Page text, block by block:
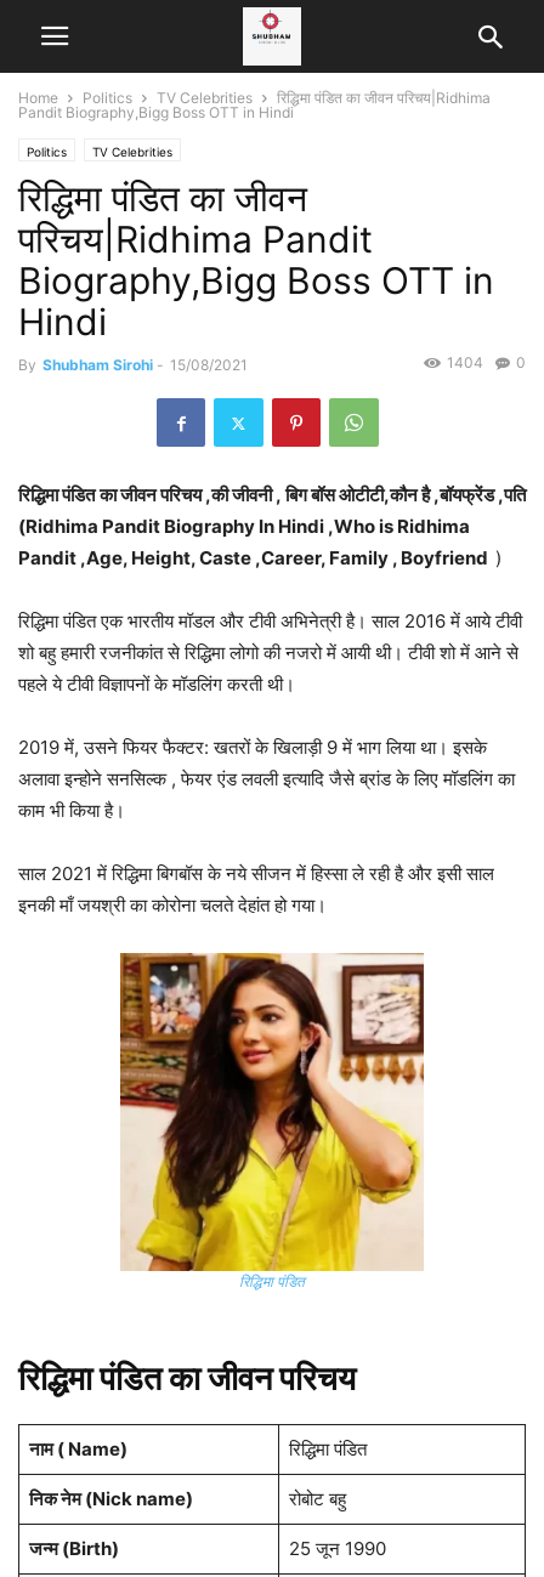
Home Politics TV Celebrities
रिद्ध‍िमा पंडित का जीवन परिचय|Ridhima
Pandit Biography,Bigg Boss OTT in Hindi
Politics TV Celebrities
रिद्ध‍िमा पंडित का जीवन
परिचय|Ridhima Pandit
Biography,Bigg Boss OTT in
Hindi
By Shubham Sirohi - 15/08/2021 0
1404
रिद्ध‍िमा पंडित का जीवन परिचय ,की जीवनी ,बिग बॉस ओटीटी,कौन है ,बॉयफ्रेंड ,पति
(Ridhima Pandit Biography In Hindi ,Who is Ridhima
Pandit ,Age, Height, Caste ,Career, Family , Boyfriend )
रिद्ध‍िमा पंडित एक भारतीय मॉडल और टीवी अभिनेत्री है। साल 2016 में आये टीवी
शो बहु हमारी रजनीकांत से रिद्ध‍िमा लोगो की नजरो में आयी थी। टीवी शो में आने से
पहले ये टीवी विज्ञापनों के मॉडलिंग करती थी।
2019 में, उसने फियर फैक्टर: खतरों के खिलाड़ी 9 में भाग लिया था। इसके
अलावा इन्होने सनसिल्क , फेयर एंड लवली इत्यादि जैसे ब्रांड के लिए मॉडलिंग का
काम भी किया है।
साल 2021 में रिद्ध‍िमा बिगबॉस के नये सीजन में हिस्सा ले रही है और इसी साल
इनकी माँ जयश्री का कोरोना चलते देहांत हो गया।
रिद्धिमा पंडित
रिद्ध‍िमा पंडित का जीवन परिचय
नाम ( Name) रिद्ध‍िमा पंडित
निक नेम (Nick name) रोबोट बहु
जन्म (Birth) 25 जून 1990